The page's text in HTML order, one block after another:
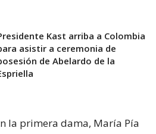
Kast arriba a Colombia
asistir a ceremonia de
de Abelardo de la
la primera dama, María Pía